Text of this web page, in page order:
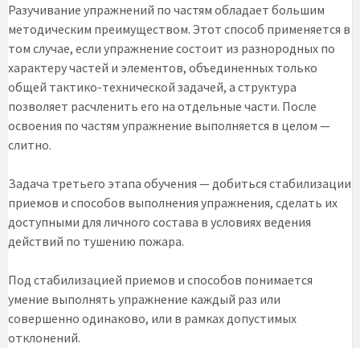
Разучивание упражнений по частям обладает большим
методическим преимуществом. Этот способ применяется в
том случае, если упражнение состоит из разнородных по
характеру частей и элементов, объединенных только
общей тактико-технической задачей, а структура
позволяет расчленить его на отдельные части. После
освоения по частям упражнение выполняется в целом —
слитно.
Задача третьего этапа обучения — добиться стабилизации
приемов и способов выполнения упражнения, сделать их
доступными для личного состава в условиях ведения
действий по тушению пожара.
Под стабилизацией приемов и способов понимается
умение выполнять упражнение каждый раз или
совершенно одинаково, или в рамках допустимых
отклонений.